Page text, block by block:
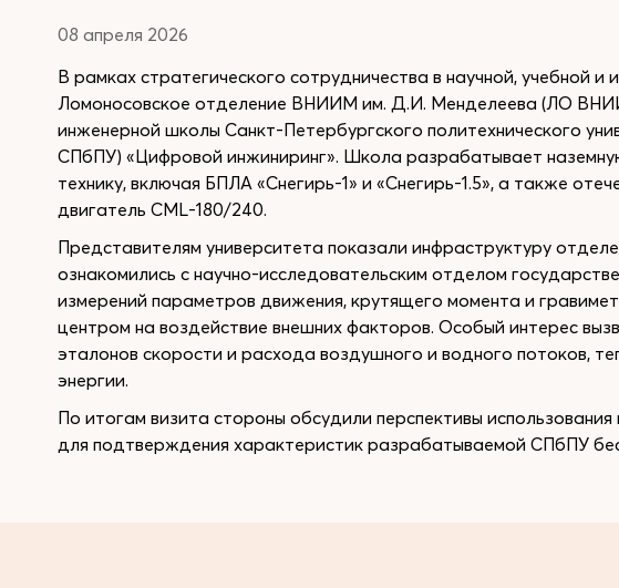
08 апреля 2026
В рамках стратегического сотрудничества в научной, учебной и
Ломоносовское отделение ВНИИМ им. Д.И. Менделеева (ЛО
инженерной школы Санкт-Петербургского политехнического
СПбПУ) «Цифровой инжиниринг». Школа разрабатывает
технику, включая БПЛА «Снегирь-1» и «Снегирь-1.5», а также
двигатель CML-180/240.
Представителям университета показали инфраструктуру
ознакомились с научно-исследовательским отделом
измерений параметров движения, крутящего момента и
центром на воздействие внешних факторов. Особый интерес
эталонов скорости и расхода воздушного и водного потоков,
энергии.
По итогам визита стороны обсудили перспективы
для подтверждения характеристик разрабатываемой СПбПУ